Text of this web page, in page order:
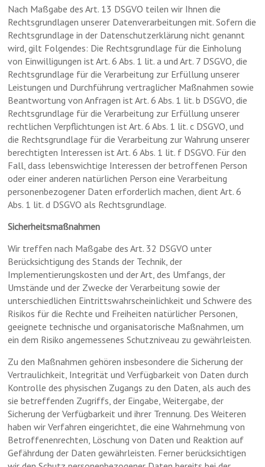
Nach Maßgabe des Art. 13 DSGVO teilen wir Ihnen die
Rechtsgrundlagen unserer Datenverarbeitungen mit. Sofern die
Rechtsgrundlage in der Datenschutzerklärung nicht genannt
wird, gilt Folgendes: Die Rechtsgrundlage für die Einholung
von Einwilligungen ist Art. 6 Abs. 1 lit. a und Art. 7 DSGVO, die
Rechtsgrundlage für die Verarbeitung zur Erfüllung unserer
Leistungen und Durchführung vertraglicher Maßnahmen sowie
Beantwortung von Anfragen ist Art. 6 Abs. 1 lit. b DSGVO, die
Rechtsgrundlage für die Verarbeitung zur Erfüllung unserer
rechtlichen Verpflichtungen ist Art. 6 Abs. 1 lit. c DSGVO, und
die Rechtsgrundlage für die Verarbeitung zur Wahrung unserer
berechtigten Interessen ist Art. 6 Abs. 1 lit. f DSGVO. Für den
Fall, dass lebenswichtige Interessen der betroffenen Person
oder einer anderen natürlichen Person eine Verarbeitung
personenbezogener Daten erforderlich machen, dient Art. 6
Abs. 1 lit. d DSGVO als Rechtsgrundlage.
Sicherheitsmaßnahmen
Wir treffen nach Maßgabe des Art. 32 DSGVO unter
Berücksichtigung des Stands der Technik, der
Implementierungskosten und der Art, des Umfangs, der
Umstände und der Zwecke der Verarbeitung sowie der
unterschiedlichen Eintrittswahrscheinlichkeit und Schwere des
Risikos für die Rechte und Freiheiten natürlicher Personen,
geeignete technische und organisatorische Maßnahmen, um
ein dem Risiko angemessenes Schutzniveau zu gewährleisten.
Zu den Maßnahmen gehören insbesondere die Sicherung der
Vertraulichkeit, Integrität und Verfügbarkeit von Daten durch
Kontrolle des physischen Zugangs zu den Daten, als auch des
sie betreffenden Zugriffs, der Eingabe, Weitergabe, der
Sicherung der Verfügbarkeit und ihrer Trennung. Des Weiteren
haben wir Verfahren eingerichtet, die eine Wahrnehmung von
Betroffenenrechten, Löschung von Daten und Reaktion auf
Gefährdung der Daten gewährleisten. Ferner berücksichtigen